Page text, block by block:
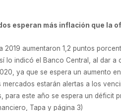
esperan más inflación que la
2019 aumentaron 1,2 puntos
lo indicó el Banco Central, al dar
ya que se espera un aumento
estarán alertas a los
para este año se espera un
Tapa y página 3)